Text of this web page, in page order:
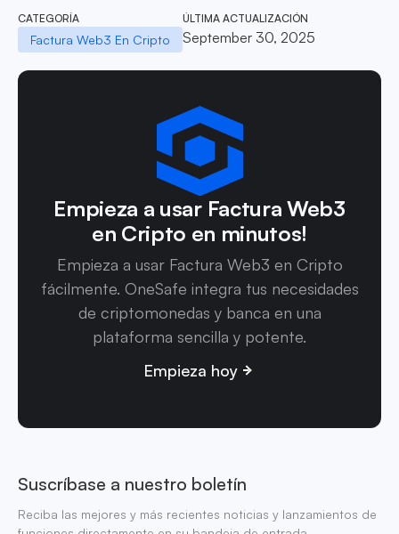
CATEGORÍA
Factura Web3 En Cripto
ÚLTIMA ACTUALIZACIÓN
September 30, 2025
Empieza a usar Factura Web3
en Cripto en minutos!
Empieza a usar Factura Web3 en Cripto
fácilmente. OneSafe integra tus necesidades
de criptomonedas y banca en una
plataforma sencilla y potente.
Empieza hoy
Suscríbase a nuestro boletín
Reciba las mejores y más recientes noticias y lanzamientos de